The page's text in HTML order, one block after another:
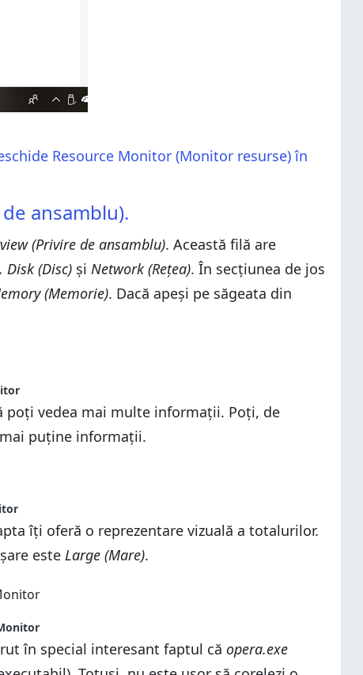
Resource Monitor (Monitor resurse) în
ansamblu).
(Privire de ansamblu). Această filă are
Disk (Disc) și Network (Rețea). În secțiunea de jos
(Memorie). Dacă apeși pe săgeata din
poți vedea mai multe informații. Poți, de
puține informații.
îți oferă o reprezentare vizuală a totalurilor.
este Large (Mare).
în special interesant faptul că opera.exe